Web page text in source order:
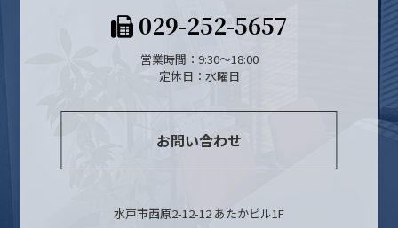
029-252-5657
営業時間：9:30～18:00
定休日：水曜日
お問い合わせ
水戸市西原2-12-12 あたかビル1F